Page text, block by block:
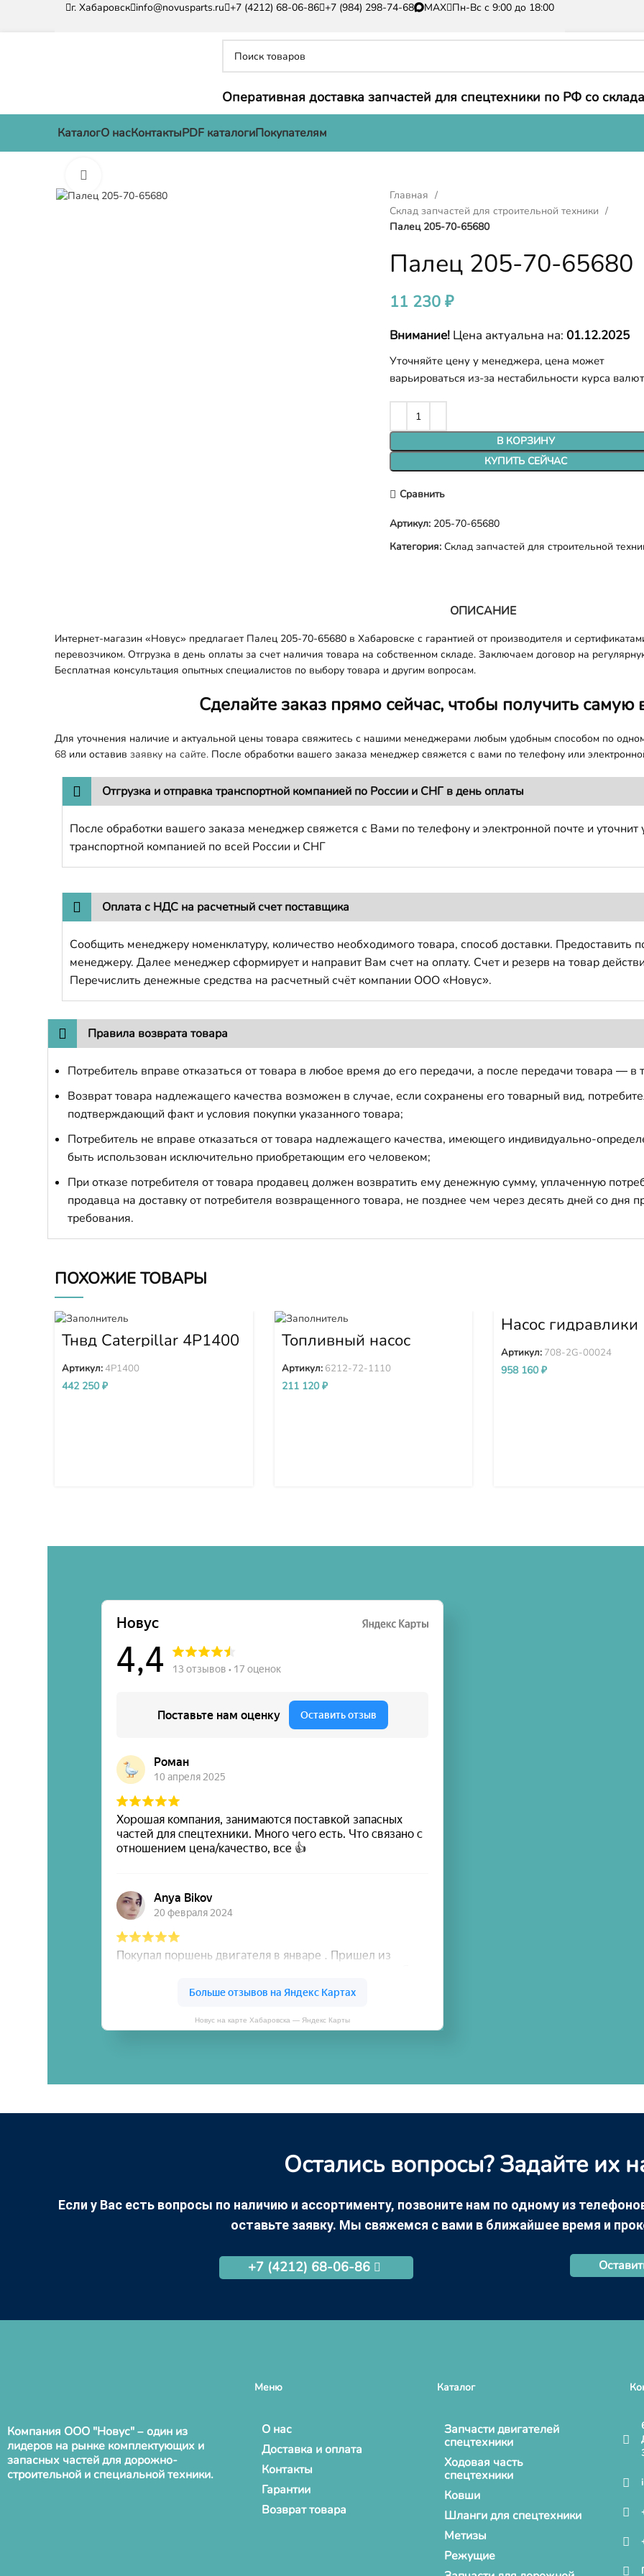
г. Хабаровск info@novusparts.ru +7 (4212) 68-06-86 +7 (984) 298-74-68 MAX Пн-Вс с 9:00 до 18:00
Оперативная доставка запчастей для спецтехники по РФ со
КаталогО насКонтактыPDF каталогиПокупателям
Главная
Склад запчастей для строительной техники
Палец 205-70-65680
Палец 205-70-65680
11 230₽
Внимание! Цена актуальна на: 01.12.2025
Уточняйте цену у менеджера, цена может
варьироваться из-за нестабильности курса валют
В КОРЗИНУ
КУПИТЬ СЕЙЧАС
Сравнить
Артикул: 205-70-65680
Категория: Склад запчастей для строительной
ОПИСАНИЕ
Интернет-магазин «Новус» предлагает Палец 205-70-65680 в Хабаровске с гарантией от производителя и
перевозчиком. Отгрузка в день оплаты за счет наличия товара на собственном складе. Заключаем договор на
Бесплатная консультация опытных специалистов по выбору товара и другим вопросам.
Сделайте заказ прямо сейчас, чтобы получить
Для уточнения наличие и актуальной цены товара свяжитесь с нашими менеджерами любым удобным способом по
68 или оставив заявку на сайте. После обработки вашего заказа менеджер свяжется с вами по телефону или
Отгрузка и отправка транспортной компанией по России и СНГ в день оплаты
После обработки вашего заказа менеджер свяжется с Вами по телефону и электронной почте и уточнит
транспортной компанией по всей России и СНГ
Оплата с НДС на расчетный счет поставщика
Сообщить менеджеру номенклатуру, количество необходимого товара, способ доставки.
менеджеру. Далее менеджер сформирует и направит Вам счет на оплату. Счет и резерв на товар
Перечислить денежные средства на расчетный счёт компании ООО «Новус».
Правила возврата товара
Потребитель вправе отказаться от товара в любое время до его передачи, а после передачи товара — в
Возврат товара надлежащего качества возможен в случае, если сохранены его товарный вид,
подтверждающий факт и условия покупки указанного товара;
Потребитель не вправе отказаться от товара надлежащего качества, имеющего индивидуально-
быть использован исключительно приобретающим его человеком;
При отказе потребителя от товара продавец должен возвратить ему денежную сумму, уплаченную
продавца на доставку от потребителя возвращенного товара, не позднее чем через десять дней со дня
требования.
ПОХОЖИЕ ТОВАРЫ
Тнвд Caterpillar 4P1400
Артикул:4P1400
442 250₽
Топливный насос
высокого давления
(ТНВД) Komatsu
SDA6D140E-2 D275A-
5D 6212-72-1110
Артикул: 6212-72-1110
211 120₽
Насос гидравлики
PC300-7 PC350-7
PC360-7 708-2G-
Артикул: 708-2G-00024
958 160₽
Новус на карте Хабаровска — Яндекс Карты
Остались вопросы? Задайте их
Если у Вас есть вопросы по наличию и ассортименту, позвоните нам по одному из
оставьте заявку. Мы свяжемся с вами в ближайшее время и
+7 (4212) 68-06-86
Компания ООО "Новус" – один из
лидеров на рынке комплектующих и
запасных частей для дорожно-
строительной и специальной техники.
Меню
О нас
Доставка и оплата
Контакты
Гарантии
Возврат товара
Каталог
Запчасти двигателей
спецтехники
Ходовая часть
спецтехники
Ковши
Шланги для спецтехники
Метизы
Режущие